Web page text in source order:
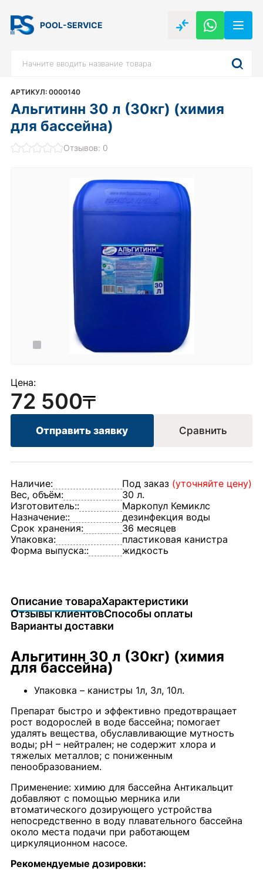
POOL-SERVICE
АРТИКУЛ: 0000140
Альгитинн 30 л (30кг) (химия
для бассейна)
Отзывов: 0
Цена:
72 500
Отправить заявку Сравнить
Наличие: Под заказ (уточняйте цену)
Вес, объём:
30 л.
Изготовитель::
Маркопул Кемиклс
Назначение::
дезинфекция воды
Срок хранения:
36 месяцев
Упаковка:
пластиковая канистра
Форма выпуска::
жидкость
Описание товараХарактеристики
Отзывы клиентовСпособы оплаты
Варианты доставки
Альгитинн 30 л (30кг) (химия
для бассейна)
Упаковка – канистры 1л, 3л, 10л.
Препарат быстро и эффективно предотвращает
рост водорослей в воде бассейна; помогает
удалять вещества, обуславливающие мутность
воды; рН – нейтрален; не содержит хлора и
тяжелых металлов; с пониженным
пенообразованием.
Применение: химию для бассейна Антикальцит
добавляют с помощью мерника или
втоматического дозирующего устройства
непосредственно в воду плавательного бассейна
около места подачи при работающем
циркуляционном насосе.
Рекомендуемые дозировки: